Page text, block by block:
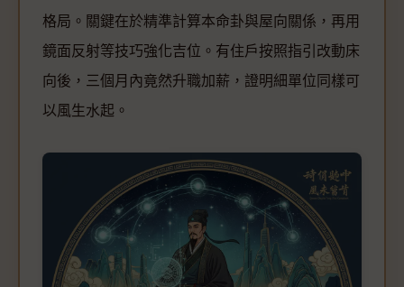
格局。關鍵在於精準計算本命卦與屋向關係，再用
鏡面反射等技巧強化吉位。有住戶按照指引改動床
向後，三個月內竟然升職加薪，證明細單位同樣可
以風生水起。